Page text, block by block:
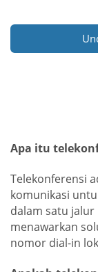
Apa itu
Telekonferensi
komunikasi
dalam satu jalur
menawarkan
nomor dial-in